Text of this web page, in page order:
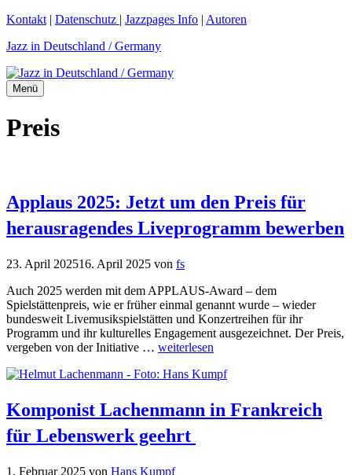
Zum
springen
Kontakt | Datenschutz | Jazzpages Info | Autoren
Jazz in Deutschland / Germany
Menü
Preis
Applaus 2025: Jetzt um den Preis für
herausragendes Liveprogramm bewerben
23. April 202516. April 2025 von fs
Auch 2025 werden mit dem APPLAUS-Award – dem
Spielstättenpreis, wie er früher einmal genannt wurde – wieder
bundesweit Livemusikspielstätten und Konzertreihen für ihr
Programm und ihr kulturelles Engagement ausgezeichnet. Der Preis,
vergeben von der Initiative … weiterlesen
Komponist Lachenmann in Frankreich
für Lebenswerk geehrt
1. Februar 2025 von Hans Kumpf